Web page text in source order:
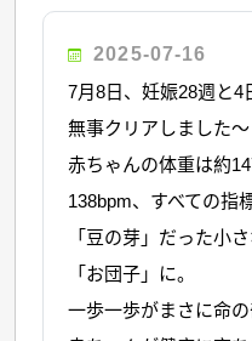
2025-07-16
7月8日、妊娠28週と4
無事クリアしました〜
赤ちゃんの体重は約
138bpm、すべての指
「豆の芽」だった小
「お団子」に。
一歩一歩がまさに命